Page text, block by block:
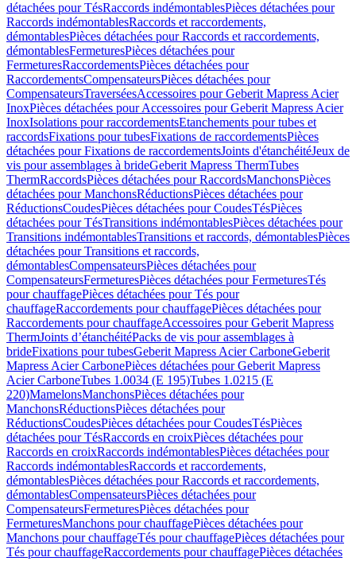
détachées pour TésRaccords indémontablesPièces détachées pour
Raccords indémontablesRaccords et raccordements,
démontablesPièces détachées pour Raccords et raccordements,
démontablesFermeturesPièces détachées pour
FermeturesRaccordementsPièces détachées pour
RaccordementsCompensateursPièces détachées pour
CompensateursTraverséesAccessoires pour Geberit Mapress Acier
InoxPièces détachées pour Accessoires pour Geberit Mapress Acier
InoxIsolations pour raccordementsEtanchements pour tubes et
raccordsFixations pour tubesFixations de raccordementsPièces
détachées pour Fixations de raccordementsJoints d'étanchéitéJeux de
vis pour assemblages à brideGeberit Mapress ThermTubes
ThermRaccordsPièces détachées pour RaccordsManchonsPièces
détachées pour ManchonsRéductionsPièces détachées pour
RéductionsCoudesPièces détachées pour CoudesTésPièces
détachées pour TésTransitions indémontablesPièces détachées pour
Transitions indémontablesTransitions et raccords, démontablesPièces
détachées pour Transitions et raccords,
démontablesCompensateursPièces détachées pour
CompensateursFermeturesPièces détachées pour FermeturesTés
pour chauffagePièces détachées pour Tés pour
chauffageRaccordements pour chauffagePièces détachées pour
Raccordements pour chauffageAccessoires pour Geberit Mapress
ThermJoints d’étanchéitéPacks de vis pour assemblages à
brideFixations pour tubesGeberit Mapress Acier CarboneGeberit
Mapress Acier CarbonePièces détachées pour Geberit Mapress
Acier CarboneTubes 1.0034 (E 195)Tubes 1.0215 (E
220)MamelonsManchonsPièces détachées pour
ManchonsRéductionsPièces détachées pour
RéductionsCoudesPièces détachées pour CoudesTésPièces
détachées pour TésRaccords en croixPièces détachées pour
Raccords en croixRaccords indémontablesPièces détachées pour
Raccords indémontablesRaccords et raccordements,
démontablesPièces détachées pour Raccords et raccordements,
démontablesCompensateursPièces détachées pour
CompensateursFermeturesPièces détachées pour
FermeturesManchons pour chauffagePièces détachées pour
Manchons pour chauffageTés pour chauffagePièces détachées pour
Tés pour chauffageRaccordements pour chauffagePièces détachées